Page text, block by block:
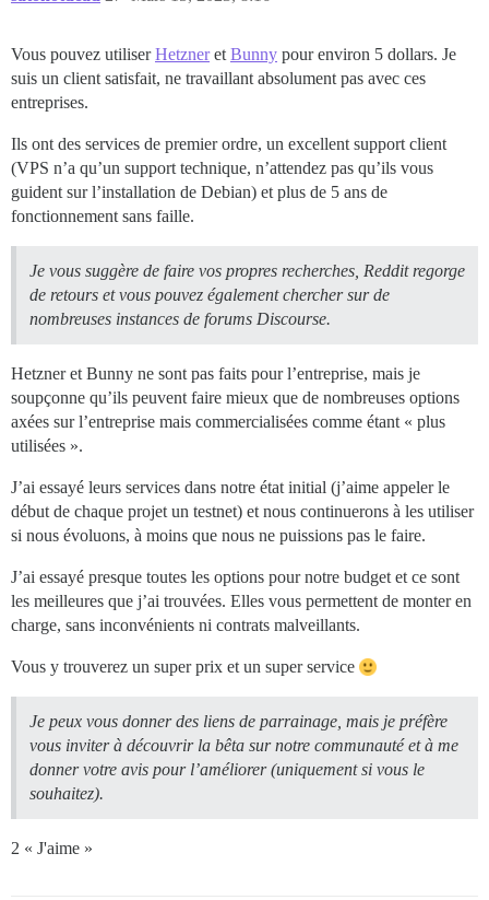
Vous pouvez utiliserHetzneret Bunny pour environ 5 dollars. Je
suis un client satisfait, ne travaillant absolument pas avec ces
entreprises.
Ils ont des services de premier ordre, un excellent support client
(VPS n’a qu’un support technique, n’attendez pas qu’ils vous
guident sur l’installation de Debian) et plus de 5 ans de
fonctionnement sans faille.
Je vous suggère de faire vos propres recherches, Reddit regorge
de retours et vous pouvez également chercher sur de
nombreuses instances de forums Discourse.
Hetzner et Bunny ne sont pas faits pour l’entreprise, mais je
soupçonne qu’ils peuvent faire mieux que de nombreuses options
axées sur l’entreprise mais commercialisées comme étant « plus
utilisées ».
J’ai essayé leurs services dans notre état initial (j’aime appeler le
début de chaque projet un testnet) et nous continuerons à les utiliser
si nous évoluons, à moins que nous ne puissions pas le faire.
J’ai essayé presque toutes les options pour notre budget et ce sont
les meilleures que j’ai trouvées. Elles vous permettent de monter en
charge, sans inconvénients ni contrats malveillants.
Vous y trouverez un super prix et un super service
Je peux vous donner des liens de parrainage, mais je préfère
vous inviter à découvrir la bêta sur notre communauté et à me
donner votre avis pour l’améliorer (uniquement si vous le
souhaitez).
2 « J'aime »